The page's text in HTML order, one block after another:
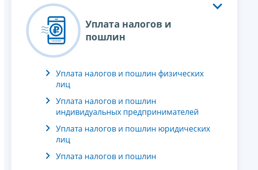
Уплата налогов и
пошлин
Уплата налогов и пошлин физических
лиц
Уплата налогов и пошлин
индивидуальных предпринимателей
Уплата налогов и пошлин юридических
лиц
Уплата налогов и пошлин